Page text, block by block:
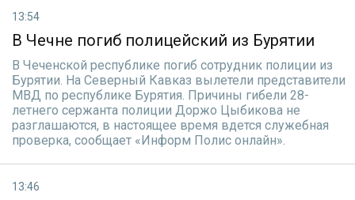
13:54
В Чечне погиб полицейский из Бурятии
В Чеченской республике погиб сотрудник полиции из
Бурятии. На Северный Кавказ вылетели представители
МВД по республике Бурятия. Причины гибели 28-
летнего сержанта полиции Доржо Цыбикова не
разглашаются, в настоящее время вдется служебная
проверка, сообщает «Информ Полис онлайн».
13:46